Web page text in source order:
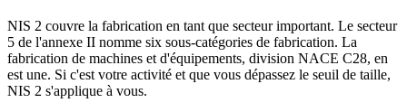
NIS 2 couvre la fabrication en tant que secteur important. Le secteur
5 de l'annexe II nomme six sous-catégories de fabrication. La
fabrication de machines et d'équipements, division NACE C28, en
est une. Si c'est votre activité et que vous dépassez le seuil de taille,
NIS 2 s'applique à vous.